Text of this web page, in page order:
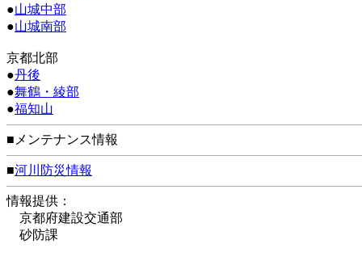
●山城中部
●山城南部
京都北部
●丹後
●舞鶴・綾部
●福知山
■メンテナンス情報
■河川防災情報
情報提供：
京都府建設交通部
砂防課